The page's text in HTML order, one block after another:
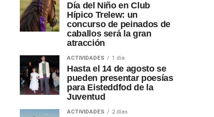
Día del Niño en Club
Hípico Trelew: un
concurso de peinados de
caballos será la gran
atracción
ACTIVIDADES 1 día
Hasta el 14 de agosto se
pueden presentar poesías
para Eisteddfod de la
Juventud
ACTIVIDADES 2 días